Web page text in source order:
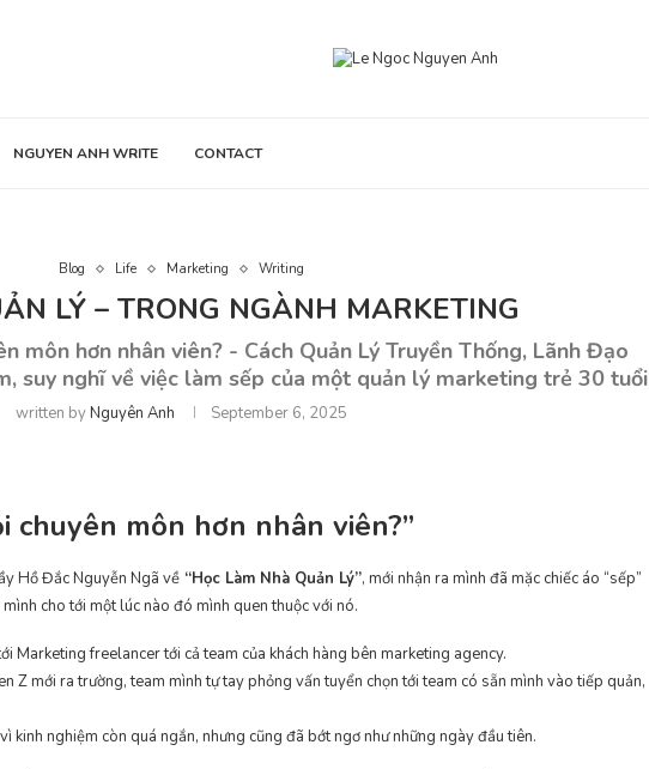
NGUYEN ANH WRITE CONTACT
Blog Life Marketing Writing
LÝ – TRONG NGÀNH MARKETING
môn hơn nhân viên? - Cách Quản Lý Truyền Thống, Lãnh Đạo
suy nghĩ về việc làm sếp của một quản lý marketing trẻ 30 tuổi
written byNguyên Anh September 6, 2025
chuyên môn hơn nhân viên?”
Hồ Đắc Nguyễn Ngã về “Học Làm Nhà Quản Lý”, mới nhận ra mình đã mặc chiếc áo “sếp”
cho tới một lúc nào đó mình quen thuộc với nó.
Marketing freelancer tới cả team của khách hàng bên marketing agency.
Z mới ra trường, team mình tự tay phỏng vấn tuyển chọn tới team có sẵn mình vào tiếp quản,
kinh nghiệm còn quá ngắn, nhưng cũng đã bớt ngơ như những ngày đầu tiên.